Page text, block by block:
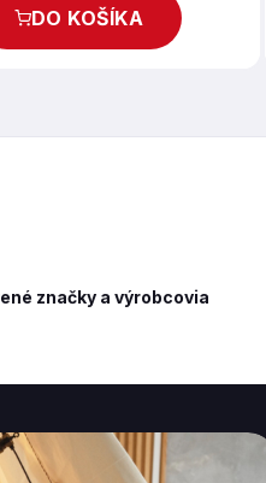
DO KOŠÍKA
značky a výrobcovia